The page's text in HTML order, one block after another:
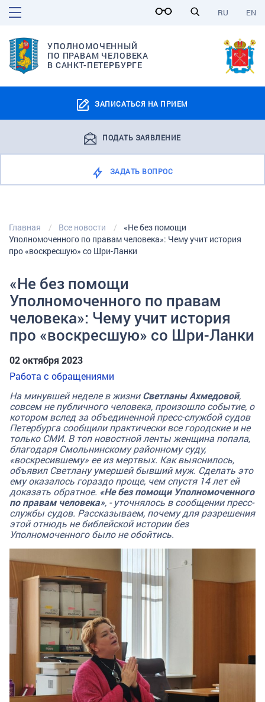
EN
RU
УПОЛНОМОЧЕННЫЙ
ПО ПРАВАМ ЧЕЛОВЕКА
В САНКТ-ПЕТЕРБУРГЕ
ЗАПИСАТЬСЯ НА ПРИЕМ
ПОДАТЬ ЗАЯВЛЕНИЕ
ЗАДАТЬ ВОПРОС
Главная Все новости
«Не без помощи
Уполномоченного по правам человека»: Чему учит история
про «воскресшую» со Шри-Ланки
«Не без помощи
Уполномоченного по правам
человека»: Чему учит история
про «воскресшую» со Шри-Ланки
02 октября 2023
Работа с обращениями
На минувшей неделе в жизниСветланы Ахмедовой,
совсем не публичного человека, произошло событие, о
котором вслед за объединенной пресс-службой судов
Петербурга сообщили практически все городские и не
только СМИ. В топ новостной ленты женщина попала,
благодаря Смольнинскому районному суду,
«воскресившему» ее из мертвых. Как выяснилось,
объявил Светлану умершей бывший муж. Сделать это
ему оказалось гораздо проще, чем спустя 14 лет ей
доказать обратное. «Не без помощи Уполномоченного
по правам человека», - уточнялось в сообщении пресс-
службы судов. Рассказываем, почему для разрешения
этой отнюдь не библейской истории без
Уполномоченного было не обойтись.